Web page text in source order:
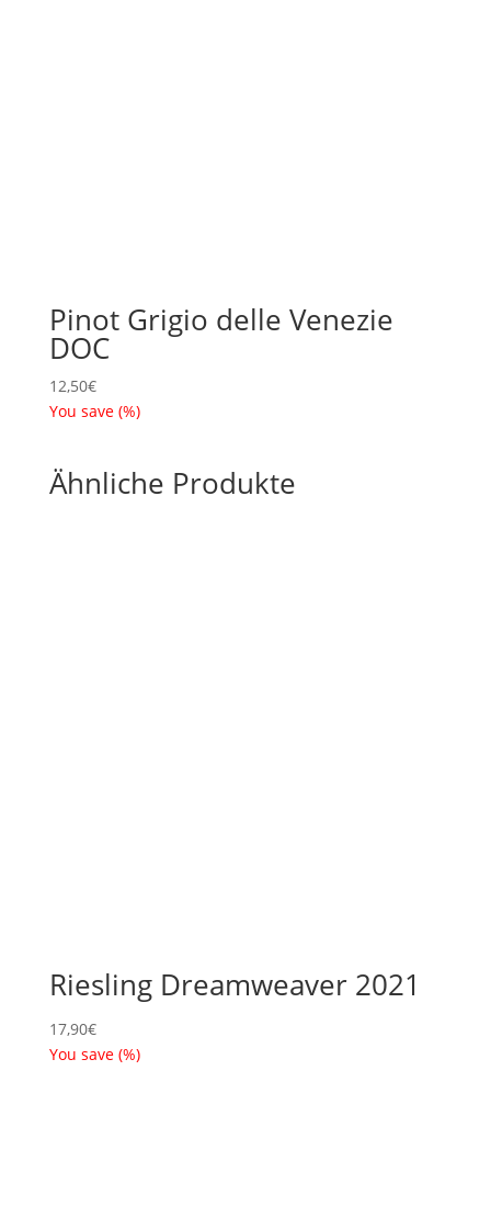
Pinot Grigio delle Venezie
DOC
12,50€
You save (%)
Ähnliche Produkte
Riesling Dreamweaver 2021
17,90€
You save (%)